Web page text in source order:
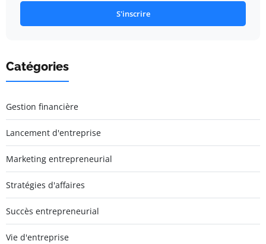
S'inscrire
Catégories
Gestion financière
Lancement d'entreprise
Marketing entrepreneurial
Stratégies d'affaires
Succès entrepreneurial
Vie d'entreprise